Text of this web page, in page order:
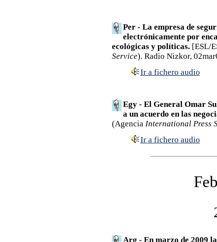
Per - La empresa de
electrónicamente por
ecológicas y políticas.[ESL/
Service). Radio Nizkor,
Ir a fichero audio
Egy - El General Omar
a un acuerdo en las
(Agencia International Press
Ir a fichero audio
Arg - En marzo de 2009